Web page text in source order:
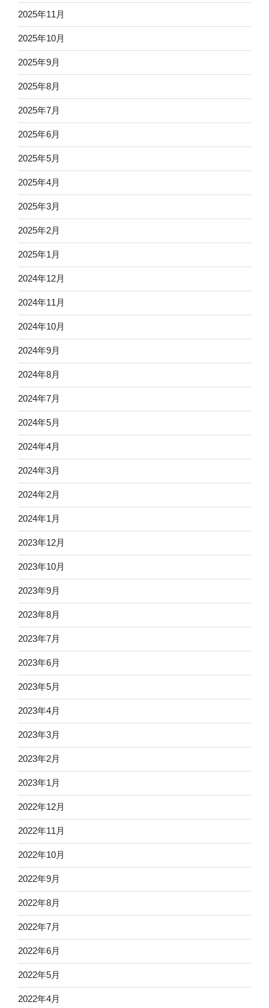
2025年11月
2025年10月
2025年9月
2025年8月
2025年7月
2025年6月
2025年5月
2025年4月
2025年3月
2025年2月
2025年1月
2024年12月
2024年11月
2024年10月
2024年9月
2024年8月
2024年7月
2024年5月
2024年4月
2024年3月
2024年2月
2024年1月
2023年12月
2023年10月
2023年9月
2023年8月
2023年7月
2023年6月
2023年5月
2023年4月
2023年3月
2023年2月
2023年1月
2022年12月
2022年11月
2022年10月
2022年9月
2022年8月
2022年7月
2022年6月
2022年5月
2022年4月